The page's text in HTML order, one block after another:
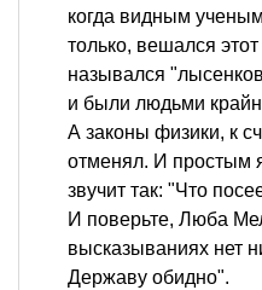
когда видным
только, вешался
назывался
и были людьми
А законы физики, к
отменял. И простым
звучит так: "Что
И поверьте, Люба
высказываниях нет
Державу обидно".